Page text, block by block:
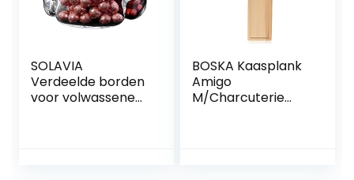
SOLAVIA
Verdeelde borden
voor volwassenen
BOSKA Kaasplank
Amigo
M/Charcuterie